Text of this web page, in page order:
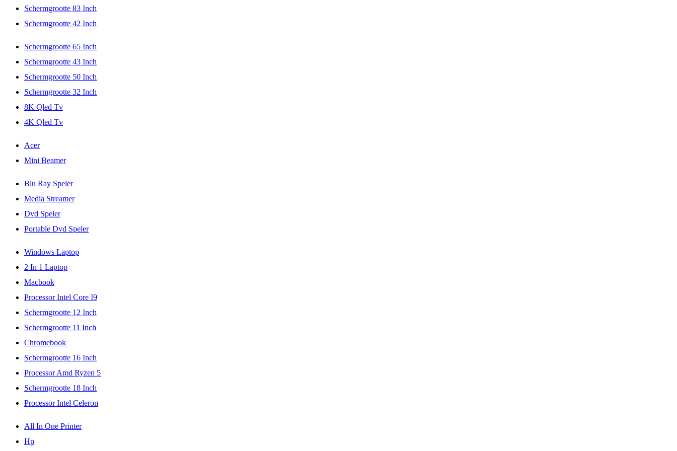
Schermgrootte 83 Inch
Schermgrootte 42 Inch
Schermgrootte 65 Inch
Schermgrootte 43 Inch
Schermgrootte 50 Inch
Schermgrootte 32 Inch
8K Qled Tv
4K Qled Tv
Acer
Mini Beamer
Blu Ray Speler
Media Streamer
Dvd Speler
Portable Dvd Speler
Windows Laptop
2 In 1 Laptop
Macbook
Processor Intel Core I9
Schermgrootte 12 Inch
Schermgrootte 11 Inch
Chromebook
Schermgrootte 16 Inch
Processor Amd Ryzen 5
Schermgrootte 18 Inch
Processor Intel Celeron
All In One Printer
Hp